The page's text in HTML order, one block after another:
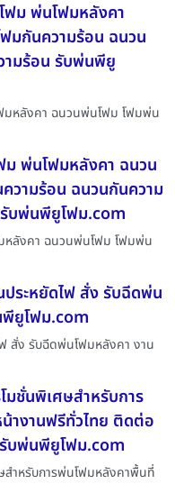
ฟม พ่นโฟมหลังคา
มกันความร้อน ฉนวน
มร้อน รับพ่นพียู
หลังคา ฉนวนพ่นโฟม โฟมพ่น
พ่นโฟมหลังคา ฉนวน
วามร้อน ฉนวนกันความ
บพ่นพียูโฟม.com
ลังคา ฉนวนพ่นโฟม โฟมพ่น
ระหยัดไฟ สั่ง รับฉีดพ่น
ยูโฟม.com
สั่ง รับฉีดพ่นโฟมหลังคา งาน
มชั่นพิเศษสำหรับการ
างานฟรีทั่วไทย ติดต่อ
บพ่นพียูโฟม.com
สำหรับการพ่นโฟมหลังคาพื้นที่